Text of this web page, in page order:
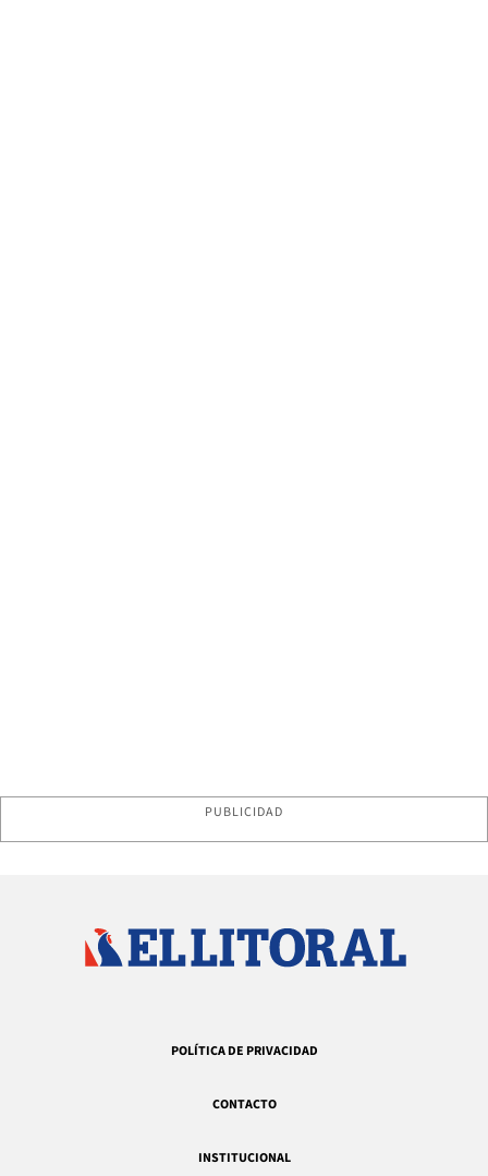
PUBLICIDAD
POLÍTICA DE PRIVACIDAD
CONTACTO
INSTITUCIONAL